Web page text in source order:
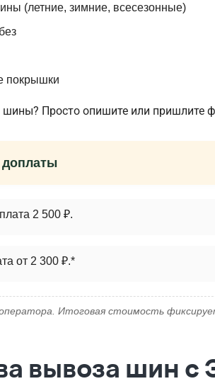
(летние, зимние, всесезонные)
покрышки
Просто опишите или пришлите
2 500 ₽.
от 2 300 ₽.*
Итоговая стоимость
вывоза шин с